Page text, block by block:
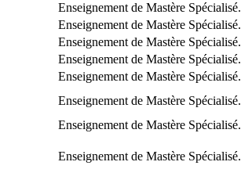
Enseignement de Mastère Spécialisé.
Enseignement de Mastère Spécialisé.
Enseignement de Mastère Spécialisé.
Enseignement de Mastère Spécialisé.
Enseignement de Mastère Spécialisé.
Enseignement de Mastère Spécialisé.
Enseignement de Mastère Spécialisé.
Enseignement de Mastère Spécialisé.